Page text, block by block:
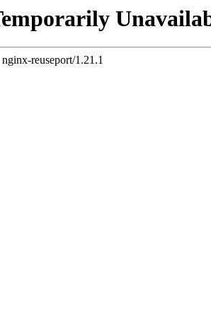
nginx-reuseport/1.21.1